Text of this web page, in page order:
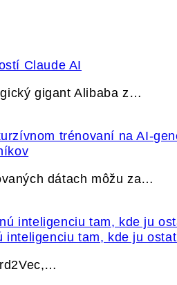
Claude AI
gigant Alibaba z…
dátach môžu za…
inteligenciu tam, kde ju